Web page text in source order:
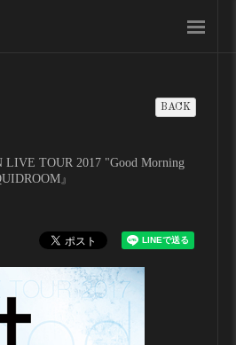
BACK
TOUR 2017 "Good Morning
』